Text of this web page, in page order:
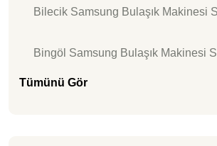
Bilecik Samsung Bulaşık Makinesi
Bingöl Samsung Bulaşık Makinesi
Tümünü Gör